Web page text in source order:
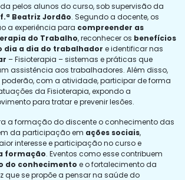
pelos alunos do curso, sob supervisão da
Beatriz Jordão. Segundo a docente, os
a experiência para compreender as
do Trabalho, reconhecer os benefícios
dia a dia do trabalhador e identificar nas
– Fisioterapia – sistemas e práticas que
assistência aos trabalhadores. Além disso,
com a atividade, participar de forma
da Fisioterapia, expondo a
para tratar e prevenir lesões.
a formação do discente o conhecimento das
da participação em ações sociais,
interesse e participação no curso e
formação. Eventos como esse contribuem
do conhecimento e o fortalecimento da
que se propõe a pensar na saúde do